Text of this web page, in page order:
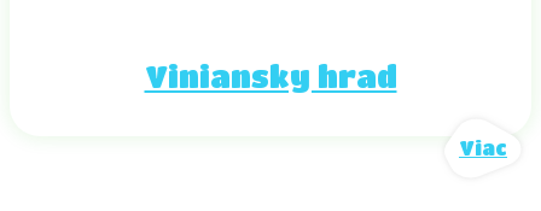
Viniansky hrad
Viac